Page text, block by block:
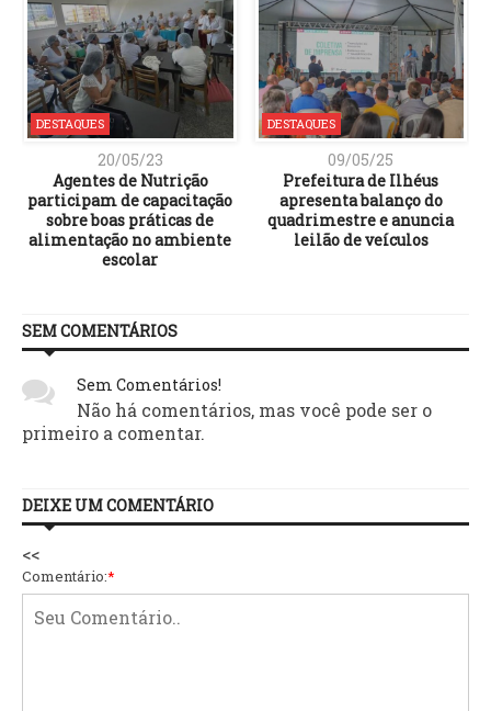
DESTAQUES
20/05/23
Agentes de Nutrição
participam de capacitação
sobre boas práticas de
alimentação no ambiente
escolar
DESTAQUES
09/05/25
Prefeitura de Ilhéus
apresenta balanço do
quadrimestre e anuncia
leilão de veículos
SEM COMENTÁRIOS
Sem Comentários!
Não há comentários, mas você pode ser o
primeiro a comentar.
DEIXE UM COMENTÁRIO
<<
Comentário:*